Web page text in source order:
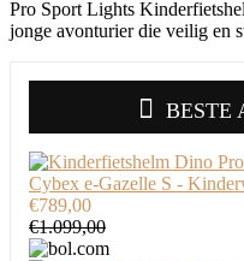
Pro Sport Lights
jonge avonturier die veilig en
BESTE
Cybex e-Gazelle S -
€789,00
€1.099,00